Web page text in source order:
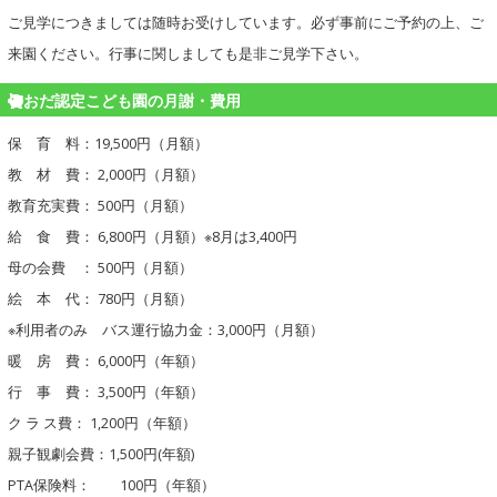
ご見学につきましては随時お受けしています。必ず事前にご予約の上、ご
来園ください。行事に関しましても是非ご見学下さい。
おだ認定こども園の月謝・費用
保 育 料：19,500円（月額）
教 材 費： 2,000円（月額）
教育充実費： 500円（月額）
給 食 費： 6,800円（月額）※8月は3,400円
母の会費 ： 500円（月額）
絵 本 代： 780円（月額）
※利用者のみ バス運行協力金：3,000円（月額）
暖 房 費： 6,000円（年額）
行 事 費： 3,500円（年額）
ク ラ ス費： 1,200円（年額）
親子観劇会費：1,500円(年額)
PTA保険料： 100円（年額）